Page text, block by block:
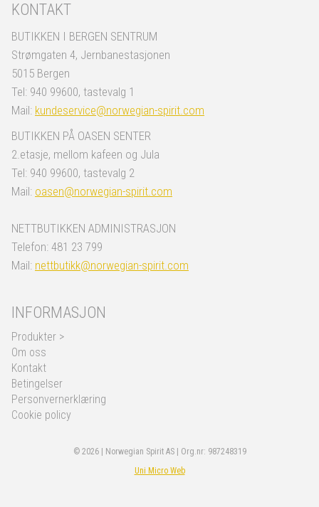
KONTAKT
BUTIKKEN I BERGEN SENTRUM
Strømgaten 4, Jernbanestasjonen
5015 Bergen
Tel: 940 99600, tastevalg 1
Mail: kundeservice@norwegian-spirit.com
BUTIKKEN PÅ OASEN SENTER
2.etasje, mellom kafeen og Jula
Tel: 940 99600, tastevalg 2
Mail: oasen@norwegian-spirit.com
NETTBUTIKKEN ADMINISTRASJON
Telefon: 481 23 799
Mail: nettbutikk@norwegian-spirit.com
INFORMASJON
Produkter >
Om oss
Kontakt
Betingelser
Personvernerklæring
Cookie policy
© 2026 | Norwegian Spirit AS | Org.nr: 987248319
Uni Micro Web